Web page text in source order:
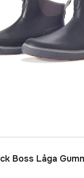
Boss Låga